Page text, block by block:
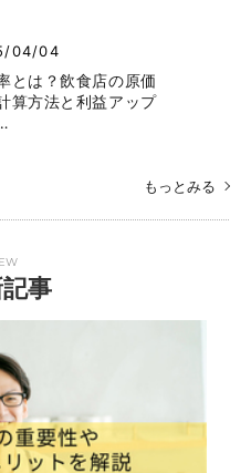
04/04
とは？飲食店の原価
算方法と利益アップ
もっとみる
事